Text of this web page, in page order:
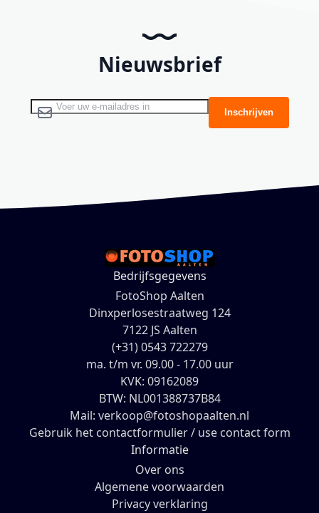
Nieuwsbrief
Abonneer u op onze nieuwsbrief Inschrijven
Bedrijfsgegevens
FotoShop Aalten
Dinxperlosestraatweg 124
7122 JS Aalten
(+31) 0543 722279
ma. t/m vr. 09.00 - 17.00 uur
KVK: 09162089
BTW: NL001388737B84
Mail: verkoop@fotoshopaalten.nl
Gebruik het contactformulier / use contact form
Informatie
Over ons
Algemene voorwaarden
Privacy verklaring